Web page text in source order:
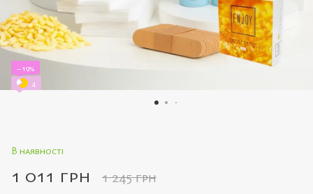
−19%
4
В наявності
1 011 грн 1 245 грн